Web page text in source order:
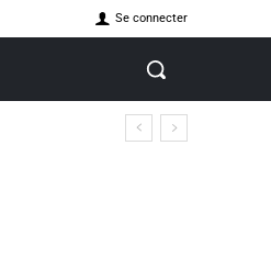
Se connecter